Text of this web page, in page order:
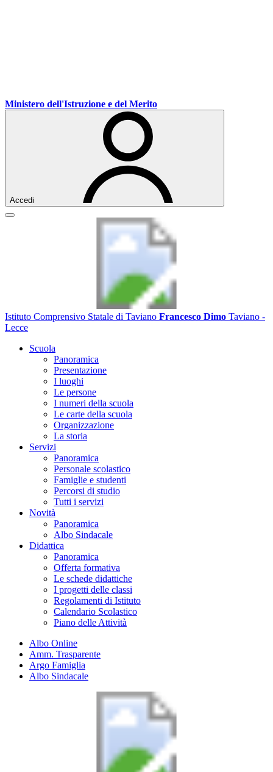
Vai
ai
Vai
al
Vai
al
Ministero dell'Istruzione e del Merito
Accedi
Istituto Comprensivo Statale di Taviano Francesco Dimo Taviano -
Lecce
Scuola
Panoramica
Presentazione
I luoghi
Le persone
I numeri della scuola
Le carte della scuola
Organizzazione
La storia
Servizi
Panoramica
Personale scolastico
Famiglie e studenti
Percorsi di studio
Tutti i servizi
Novità
Panoramica
Albo Sindacale
Didattica
Panoramica
Offerta formativa
Le schede didattiche
I progetti delle classi
Regolamenti di Istituto
Calendario Scolastico
Piano delle Attività
Albo Online
Amm. Trasparente
Argo Famiglia
Albo Sindacale